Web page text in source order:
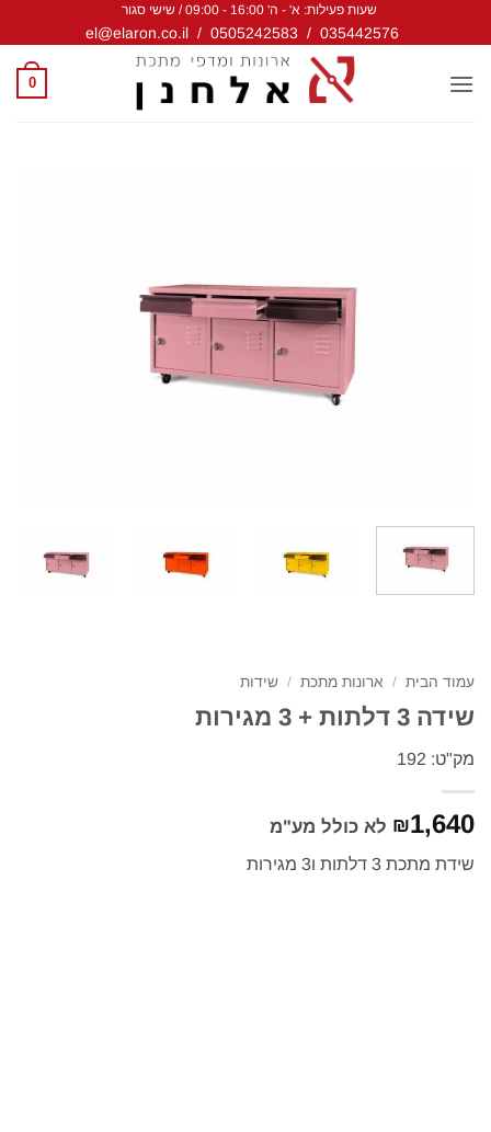
שעות פעילות: א' - ה' 16:00 - 09:00 / שישי סגור
035442576
/
0505242583
/
el@elaron.co.il
0
עמוד הבית / ארונות מתכת / שידות
שידה 3 דלתות + 3 מגירות
מק"ט: 192
₪1,640 לא כולל מע"מ
שידת מתכת 3 דלתות ו3 מגירות